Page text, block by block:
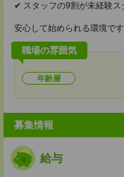
✔ スタッフの9割が未経験ス
安心して始められる環境です
職場の雰囲気
年齢層
募集情報
給与